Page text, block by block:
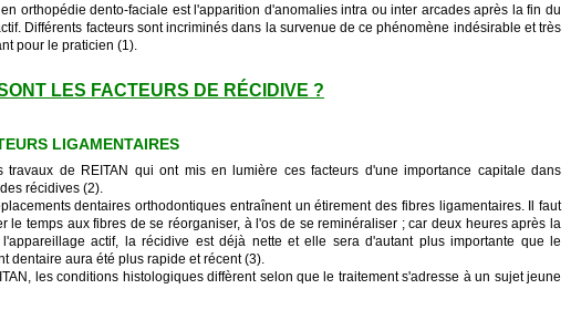
orthopédie dento-faciale est l'apparition d'anomalies intra ou inter arcades après la fin du
Différents facteurs sont incriminés dans la survenue de ce phénomène indésirable et très
pour le praticien (1).
LES FACTEURS DE RÉCIDIVE ?
LIGAMENTAIRES
travaux de REITAN qui ont mis en lumière ces facteurs d'une importance capitale dans
récidives (2).
dentaires orthodontiques entraînent un étirement des fibres ligamentaires. Il faut
le temps aux fibres de se réorganiser, à l'os de se reminéraliser ; car deux heures après la
actif, la récidive est déjà nette et elle sera d'autant plus importante que le
dentaire aura été plus rapide et récent (3).
les conditions histologiques diffèrent selon que le traitement s'adresse à un sujet jeune